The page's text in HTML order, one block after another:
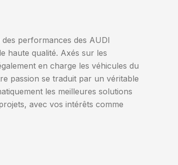
performances des AUDI
haute qualité. Axés sur les
en charge les véhicules du
passion se traduit par un véritable
les meilleures solutions
avec vos intérêts comme